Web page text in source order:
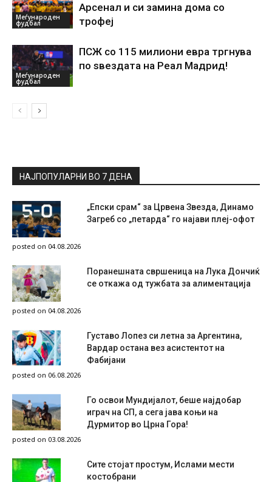
Меѓународен
фудбал
Арсенал и си замина дома со
трофеј
Меѓународен
фудбал
ПСЖ со 115 милиони евра тргнува
по ѕвездата на Реал Мадрид!
НАЈПОПУЛАРНИ ВО 7 ДЕНА
„Епски срам“ за Црвена Звезда, Динамо
Загреб со „петарда“ го најави плеј-офот
posted on 04.08.2026
Поранешната свршеница на Лука Дончиќ
се откажа од тужбата за алиментација
posted on 04.08.2026
Густаво Лопез си летна за Аргентина,
Вардар остана вез асистентот на
Фабијани
posted on 06.08.2026
Го освои Мундијалот, беше најдобар
играч на СП, а сега јава коњи на
Дурмитор во Црна Гора!
posted on 03.08.2026
Сите стојат простум, Ислами мести
костобрани